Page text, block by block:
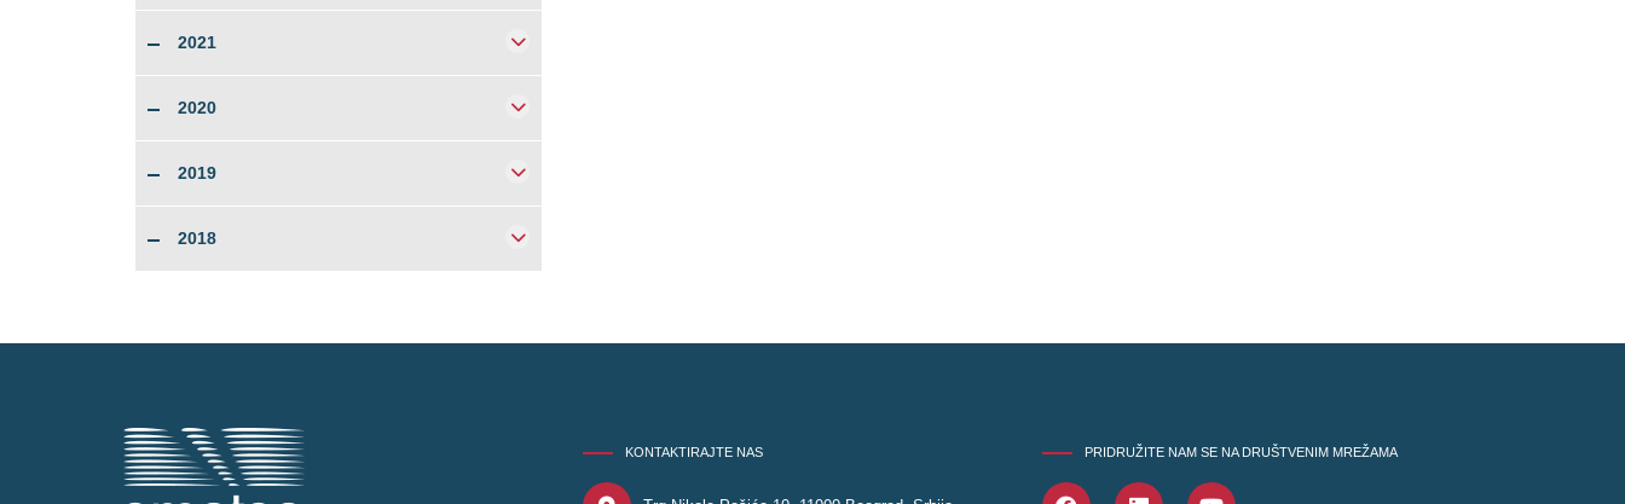
2021
2020
2019
2018
KONTAKTIRAJTE NAS PRIDRUŽITE NAM SE NA DRUŠTVENIM MREŽAMA